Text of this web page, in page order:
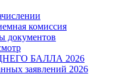
комиссия
документов
БАЛЛА 2026
заявлений 2026